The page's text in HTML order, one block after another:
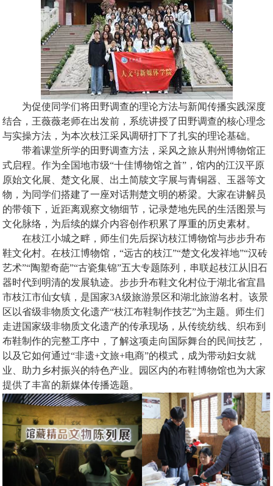
为促使同学们将田野调查的理论方法与新闻传播实践深度
结合，王薇薇老师在出发前，系统讲授了田野调查的核心理念
与实操方法，为本次枝江采风调研打下了扎实的理论基础。
带着课堂所学的田野调查方法，采风之旅从荆州博物馆正
式启程。作为全国地市级“十佳博物馆之首”，馆内的江汉平原
原始文化展、楚文化展、出土简牍文字展与青铜器、玉器等文
物，为同学们搭建了一座对话荆楚文明的桥梁。大家在讲解员
的带领下，近距离观察文物细节，记录楚地先民的生活图景与
文化脉络，为后续的媒介内容创作积累了厚重的历史素材。
在枝江小城之畔，师生们先后探访枝江博物馆与步步升布
鞋文化村。在枝江博物馆，“远古的枝江”“楚文化发祥地”“汉砖
艺术”“陶塑奇葩”“古瓷集锦”五大专题陈列，串联起枝江从旧石
器时代到明清的发展轨迹。步步升布鞋文化村位于湖北省宜昌
市枝江市仙女镇，是国家3A级旅游景区和湖北旅游名村。该景
区以省级非物质文化遗产“枝江布鞋制作技艺”为主题。师生们
走进国家级非物质文化遗产的传承现场，从传统纺线、织布到
布鞋制作的完整工序中，了解这项走向国际舞台的民间技艺，
以及它如何通过“非遗+文旅+电商”的模式，成为带动妇女就
业、助力乡村振兴的特色产业。园区内的布鞋博物馆也为大家
提供了丰富的新媒体传播选题。